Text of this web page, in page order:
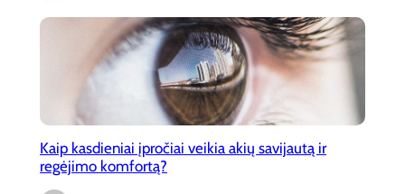
Kaip kasdieniai įpročiai veikia akių savijautą ir
regėjimo komfortą?